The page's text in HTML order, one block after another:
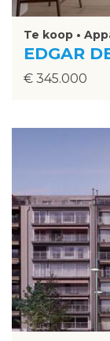
Te koop •
EDGAR
€ 345.000